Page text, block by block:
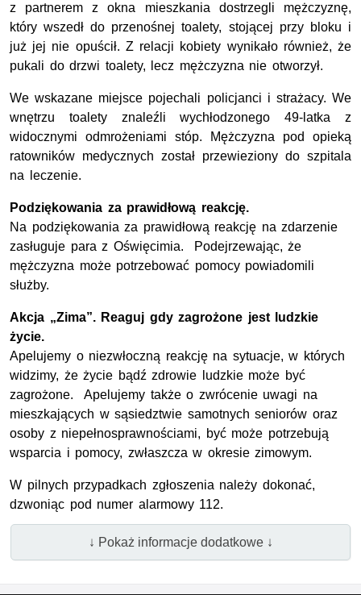
z partnerem z okna mieszkania dostrzegli mężczyznę,
który wszedł do przenośnej toalety, stojącej przy bloku i
już jej nie opuścił. Z relacji kobiety wynikało również, że
pukali do drzwi toalety, lecz mężczyzna nie otworzył.
We wskazane miejsce pojechali policjanci i strażacy. We
wnętrzu toalety znaleźli wychłodzonego 49-latka z
widocznymi odmrożeniami stóp. Mężczyzna pod opieką
ratowników medycznych został przewieziony do szpitala
na leczenie.
Podziękowania za prawidłową reakcję.
Na podziękowania za prawidłową reakcję na zdarzenie
zasługuje para z Oświęcimia. Podejrzewając, że
mężczyzna może potrzebować pomocy powiadomili
służby.
Akcja „Zima”. Reaguj gdy zagrożone jest ludzkie
życie.
Apelujemy o niezwłoczną reakcję na sytuacje, w których
widzimy, że życie bądź zdrowie ludzkie może być
zagrożone. Apelujemy także o zwrócenie uwagi na
mieszkających w sąsiedztwie samotnych seniorów oraz
osoby z niepełnosprawnościami, być może potrzebują
wsparcia i pomocy, zwłaszcza w okresie zimowym.
W pilnych przypadkach zgłoszenia należy dokonać,
dzwoniąc pod numer alarmowy 112.
↓ Pokaż informacje dodatkowe ↓